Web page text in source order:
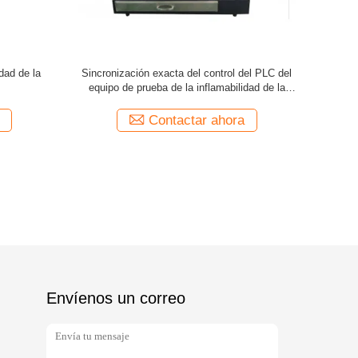
del
altura ardiendo ajustable del equipo de prueba
de la inflamabilidad de 560mmx170m m
Contactar ahora
Envíenos un correo